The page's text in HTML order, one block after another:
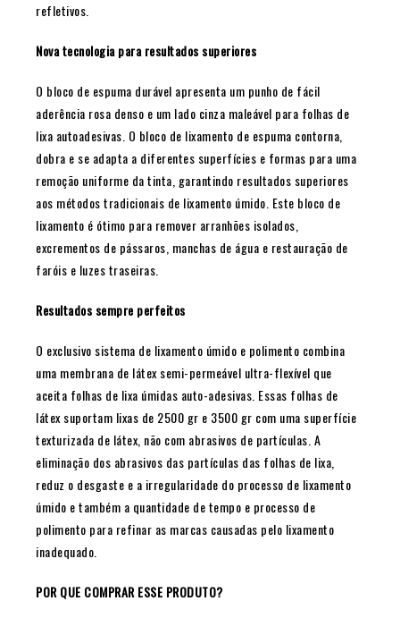
refletivos.
Nova tecnologia para resultados superiores
O bloco de espuma durável apresenta um punho de fácil
aderência rosa denso e um lado cinza maleável para folhas de
lixa autoadesivas. O bloco de lixamento de espuma contorna,
dobra e se adapta a diferentes superfícies e formas para uma
remoção uniforme da tinta, garantindo resultados superiores
aos métodos tradicionais de lixamento úmido. Este bloco de
lixamento é ótimo para remover arranhões isolados,
excrementos de pássaros, manchas de água e restauração de
faróis e luzes traseiras.
Resultados sempre perfeitos
O exclusivo sistema de lixamento úmido e polimento combina
uma membrana de látex semi-permeável ultra-flexível que
aceita folhas de lixa úmidas auto-adesivas. Essas folhas de
látex suportam lixas de 2500 gr e 3500 gr com uma superfície
texturizada de látex, não com abrasivos de partículas. A
eliminação dos abrasivos das partículas das folhas de lixa,
reduz o desgaste e a irregularidade do processo de lixamento
úmido e também a quantidade de tempo e processo de
polimento para refinar as marcas causadas pelo lixamento
inadequado.
POR QUE COMPRAR ESSE PRODUTO?